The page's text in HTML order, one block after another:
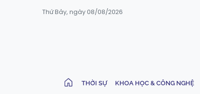
Thứ Bảy, ngày 08/08/2026
THỜI SỰ KHOA HỌC & CÔNG NGHỆ